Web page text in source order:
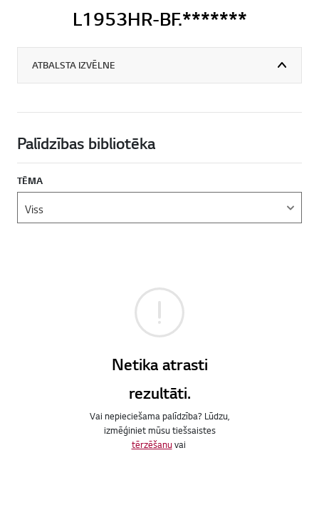
L1953HR-BF.*******
ATBALSTA IZVĒLNE
Palīdzības bibliotēka
TĒMA
Netika atrasti
rezultāti.
Vai nepieciešama palīdzība? Lūdzu,
izmēģiniet mūsu tiešsaistes
tērzēšanuvai